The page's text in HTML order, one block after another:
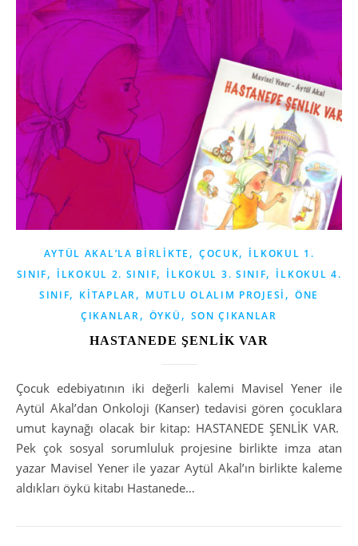
AYTÜL AKAL’LA BIRLIKTE , ÇOCUK, İLKOKUL 1.
SINIF, İLKOKUL 2. SINIF, İLKOKUL 3. SINIF, İLKOKUL 4.
SINIF, KITAPLAR, MUTLU OLALIM PROJESI , ÖNE
ÇIKANLAR, ÖYKÜ , SON ÇIKANLAR
HASTANEDE ŞENLİK VAR
Çocuk edebiyatının iki değerli kalemi Mavisel Yener ile
Aytül Akal’dan Onkoloji (Kanser) tedavisi gören çocuklara
umut kaynağı olacak bir kitap: HASTANEDE ŞENLİK VAR.
Pek çok sosyal sorumluluk projesine birlikte imza atan
yazar Mavisel Yener ile yazar Aytül Akal’ın birlikte kaleme
aldıkları öykü kitabı Hastanede…